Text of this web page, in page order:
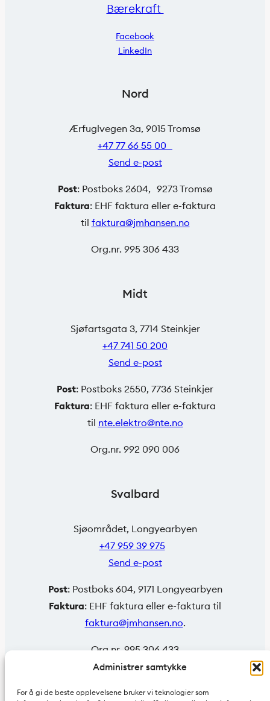
Administrer samtykke
For å gi de beste opplevelsene bruker vi teknologier som
Bærekraft
Facebook
LinkedIn
Nord
Ærfuglvegen 3a, 9015 Tromsø
+47 77 66 55 00
Send e-post
Post: Postboks 2604, 9273 Tromsø
Faktura: EHF faktura eller e-faktura
til faktura@jmhansen.no
Org.nr. 995 306 433
Midt
Sjøfartsgata 3, 7714 Steinkjer
+47 741 50 200
Send e-post
Post: Postboks 2550, 7736 Steinkjer
Faktura: EHF faktura eller e-faktura
til nte.elektro@nte.no
Org.nr. 992 090 006
Svalbard
Sjøområdet, Longyearbyen
+47 959 39 975
Send e-post
Post: Postboks 604, 9171 Longyearbyen
Faktura: EHF faktura eller e-faktura til
faktura@jmhansen.no.
Org.nr. 995 306 433